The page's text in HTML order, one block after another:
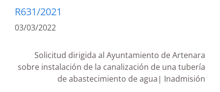
R631/2021
03/03/2022
Solicitud dirigida al Ayuntamiento de Artenara
sobre instalación de la canalización de una tubería
de abastecimiento de agua| Inadmisión